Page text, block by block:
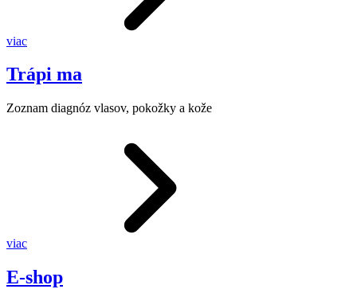
viac
Trápi ma
Zoznam diagnóz vlasov, pokožky a kože
viac
E-shop